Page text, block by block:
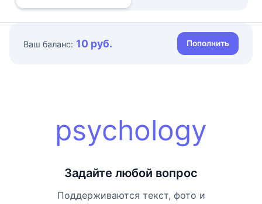
Ваш баланс: 10 руб. Пополнить
psychology
Задайте любой вопрос
Поддерживаются текст, фото и